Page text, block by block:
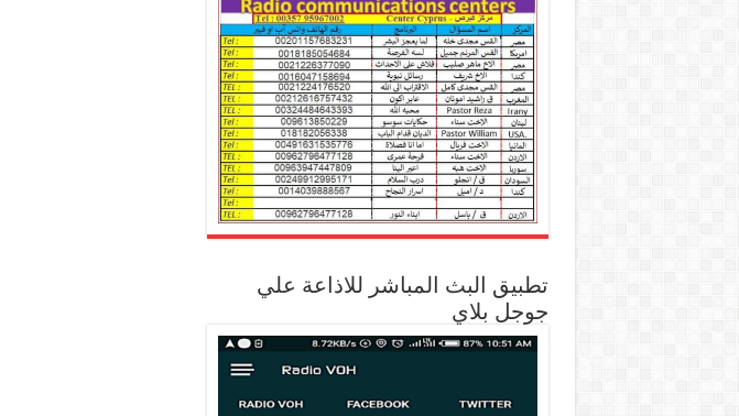
تطبيق البث المباشر للاذاعة علي
جوجل بلاي